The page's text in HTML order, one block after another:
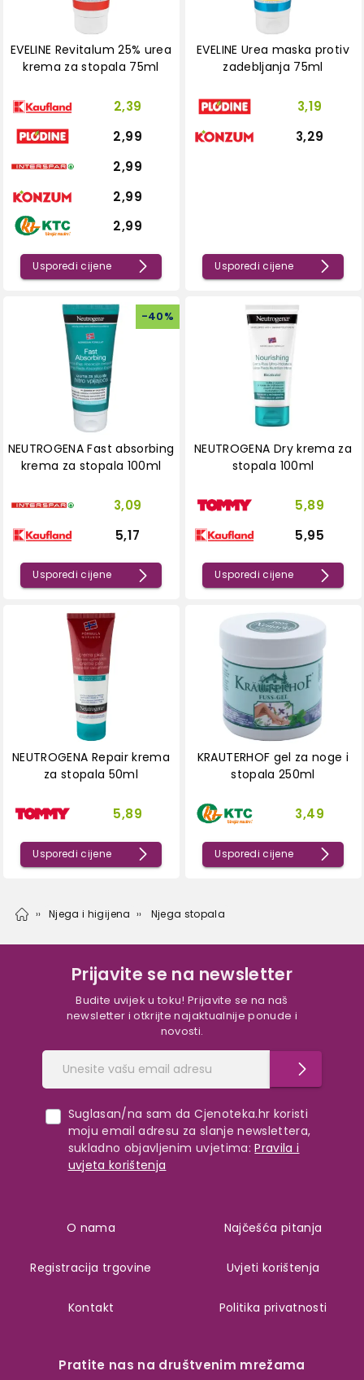
EVELINE Revitalum 25% urea
krema za stopala 75ml
2,39
2,99
2,99
2,99
2,99
Usporedi cijene
EVELINE Urea maska protiv
zadebljanja 75ml
3,19
3,29
Usporedi cijene
-40%
NEUTROGENA Fast absorbing
krema za stopala 100ml
3,09
5,17
Usporedi cijene
NEUTROGENA Dry krema za
stopala 100ml
5,89
5,95
Usporedi cijene
NEUTROGENA Repair krema
za stopala 50ml
5,89
Usporedi cijene
KRAUTERHOF gel za noge i
stopala 250ml
3,49
Usporedi cijene
Njega i higijena Njega stopala
Prijavite se na newsletter
Budite uvijek u toku! Prijavite se na naš
newsletter i otkrijte najaktualnije ponude i
novosti.
Suglasan/na sam da Cjenoteka.hr koristi
moju email adresu za slanje newslettera,
sukladno objavljenim uvjetima: Pravila i
uvjeta korištenja
Pratite nas na društvenim mrežama
O nama
Registracija trgovine
Kontakt
Najčešća pitanja
Uvjeti korištenja
Politika privatnosti